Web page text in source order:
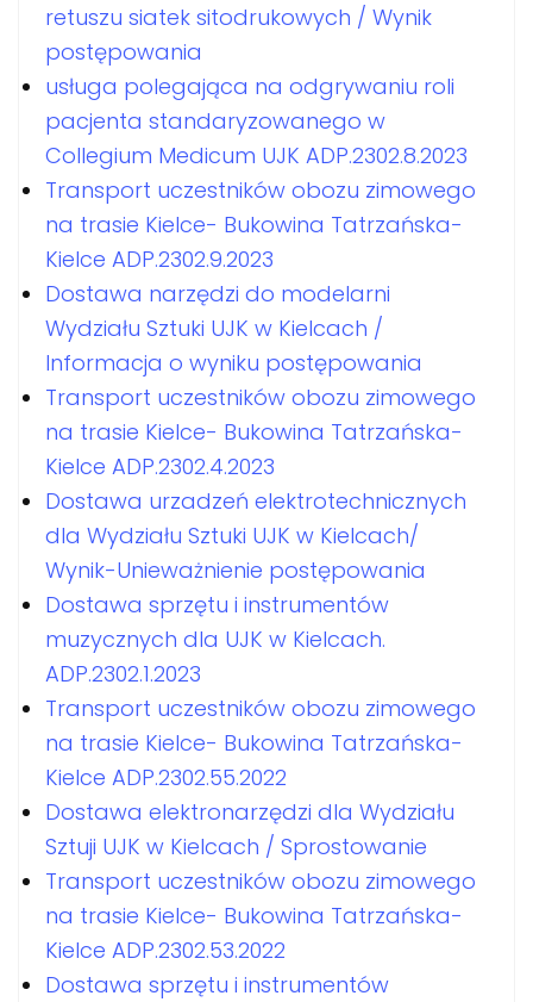
retuszu siatek sitodrukowych / Wynik
postępowania
usługa polegająca na odgrywaniu roli
pacjenta standaryzowanego w
Collegium Medicum UJK ADP.2302.8.2023
Transport uczestników obozu zimowego
na trasie Kielce- Bukowina Tatrzańska-
Kielce ADP.2302.9.2023
Dostawa narzędzi do modelarni
Wydziału Sztuki UJK w Kielcach /
Informacja o wyniku postępowania
Transport uczestników obozu zimowego
na trasie Kielce- Bukowina Tatrzańska-
Kielce ADP.2302.4.2023
Dostawa urzadzeń elektrotechnicznych
dla Wydziału Sztuki UJK w Kielcach/
Wynik-Unieważnienie postępowania
Dostawa sprzętu i instrumentów
muzycznych dla UJK w Kielcach.
ADP.2302.1.2023
Transport uczestników obozu zimowego
na trasie Kielce- Bukowina Tatrzańska-
Kielce ADP.2302.55.2022
Dostawa elektronarzędzi dla Wydziału
Sztuji UJK w Kielcach / Sprostowanie
Transport uczestników obozu zimowego
na trasie Kielce- Bukowina Tatrzańska-
Kielce ADP.2302.53.2022
Dostawa sprzętu i instrumentów